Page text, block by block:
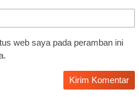
web saya pada peramban ini